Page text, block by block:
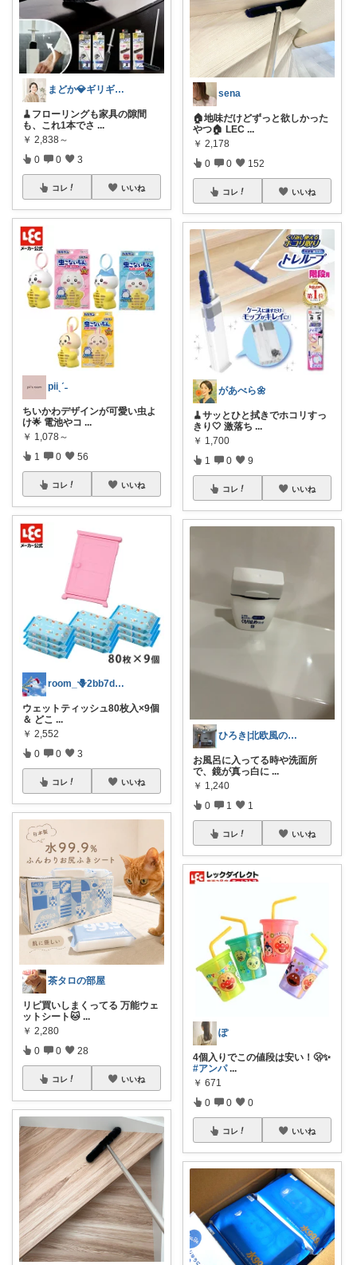
まどか💎ギリギリアラサーOL
🧹フローリングも家具の隙間
も、これ1本でさ ...
￥ 2,838～
0 0 3
コレ いいね
piiˎˊ˗
ちいかわデザインが可愛い虫よ
け🌟 電池やコ ...
￥ 1,078～
1 0 56
コレ いいね
room_🪻2bb7d8bc05
ウェットティッシュ80枚入×9個
＆ どこ ...
￥ 2,552
0 0 3
コレ いいね
茶タロの部屋
リピ買いしまくってる 万能ウェ
ットシート🐱 ...
￥ 2,280
0 0 28
コレ いいね
sena
🏠地味だけどずっと欲しかった
やつ🏠 LEC ...
￥ 2,178
0 0 152
コレ いいね
があべら🌼
🧹サッとひと拭きでホコリすっ
きり🤍 激落ち ...
￥ 1,700
1 0 9
コレ いいね
ひろき|北欧風の家×🏠100日計画
お風呂に入ってる時や洗面所
で、鏡が真っ白に ...
￥ 1,240
0 1 1
コレ いいね
ぽ
4個入りでこの値段は安い！🫢✨
#アンパ ...
￥ 671
0 0 0
コレ いいね